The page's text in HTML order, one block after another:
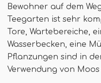
Bewohner auf dem
Teegarten ist sehr
Tore, Wartebereiche,
Wasserbecken, eine
Pflanzungen sind in
Verwendung von